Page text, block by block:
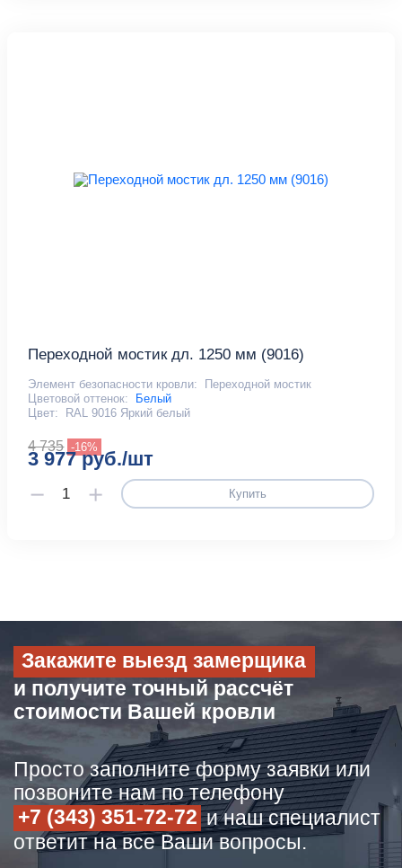
Переходной мостик дл. 1250 мм (9016)
Элемент безопасности кровли:
Переходной мостик
Цветовой оттенок:
Белый
Цвет:
RAL 9016 Яркий белый
4 735 -16%
3 977 руб./шт
Купить
Закажите выезд замерщика
и получите точный рассчёт
стоимости Вашей кровли
Просто заполните форму заявки или
позвоните нам по телефону
+7 (343) 351-72-72 и наш специалист
ответит на все Ваши вопросы.